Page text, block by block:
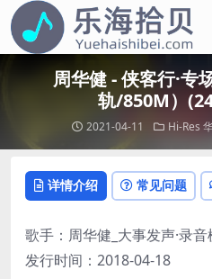
周华健 - 侠客行·专
轨/850M）
2021-04-11 Hi-Res
详情介绍 常见问题
歌手：周华健_大事发声·录
发行时间：2018-04-18